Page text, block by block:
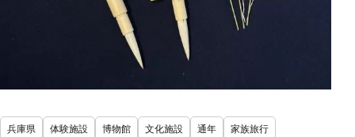
兵庫県 体験施設 博物館 文化施設 通年
家族旅行